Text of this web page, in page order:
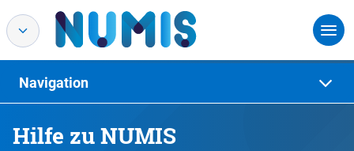
Hilfe zu NUMIS
Navigation